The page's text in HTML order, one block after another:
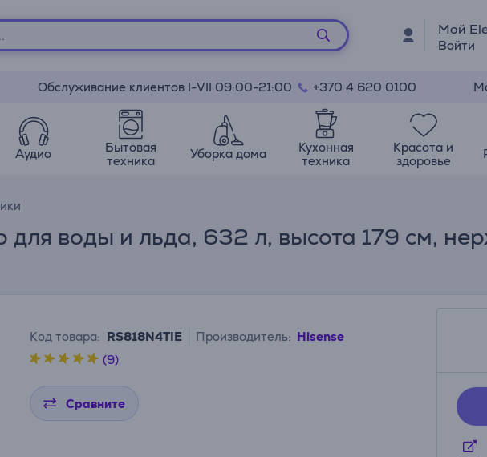
Мой
Войти
Обслуживание клиентов I-VII 09:00-21:00 +370 4 620 0100
Аудио
Бытовая
техника
Уборка дома
Кухонная
техника
Красота и
здоровье
для воды и льда, 632 л, высота 179 см,
Код товара: RS818N4TIE Производитель: Hisense
(9)
Сравните